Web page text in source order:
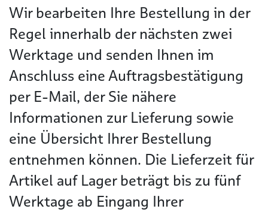
Wir bearbeiten Ihre Bestellung in der
Regel innerhalb der nächsten zwei
Werktage und senden Ihnen im
Anschluss eine Auftragsbestätigung
per E-Mail, der Sie nähere
Informationen zur Lieferung sowie
eine Übersicht Ihrer Bestellung
entnehmen können. Die Lieferzeit für
Artikel auf Lager beträgt bis zu fünf
Werktage ab Eingang Ihrer